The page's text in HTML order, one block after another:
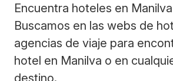
Encuentra hoteles en
Buscamos en las webs de
agencias de viaje para
hotel en Manilva o en
destino.